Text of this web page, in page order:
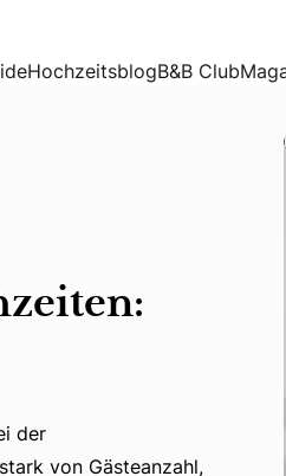
HochzeitsblogB&B Club
Hochzeitsvorbereitung
der
von Gästeanzahl,